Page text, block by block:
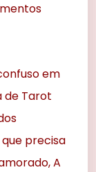
em
de Tarot
precisa
A